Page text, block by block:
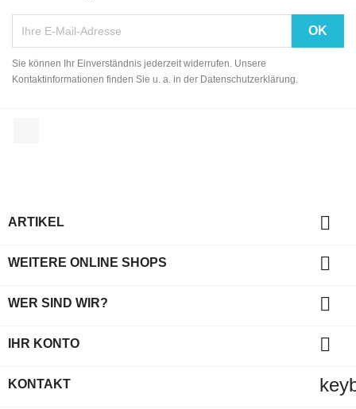
Sie können Ihr Einverständnis jederzeit widerrufen. Unsere
Kontaktinformationen finden Sie u. a. in der Datenschutzerklärung.
ARTIKEL 
WEITERE ONLINE SHOPS 
WER SIND WIR? 
IHR KONTO 
KONTAKT